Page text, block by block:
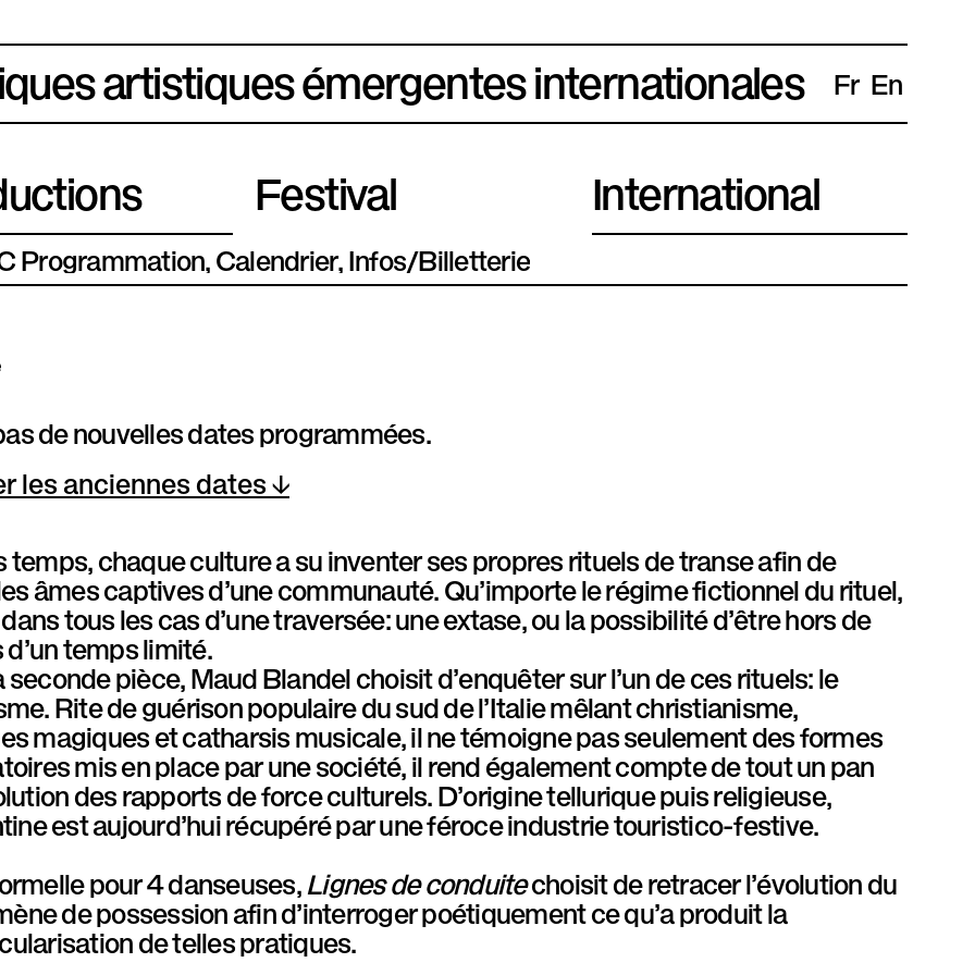
artistiques émergentes internationales Fr En
Festival International
Programmation Calendrier Infos/Billetterie
de nouvelles dates programmées.
les anciennes dates
temps, chaque culture a su inventer ses propres rituels de transe afin de
âmes captives d’une communauté. Qu’importe le régime fictionnel du rituel,
dans tous les cas d’une traversée: une extase, ou la possibilité d’être hors de
d’un temps limité.
seconde pièce, Maud Blandel choisit d’enquêter sur l’un de ces rituels: le
Rite de guérison populaire du sud de l’Italie mêlant christianisme,
magiques et catharsis musicale, il ne témoigne pas seulement des formes
mis en place par une société, il rend également compte de tout un pan
des rapports de force culturels. D’origine tellurique puis religieuse,
est aujourd’hui récupéré par une féroce industrie touristico-festive.
pour 4 danseuses,Lignes de conduitechoisit de retracer l’évolution du
de possession afin d’interroger poétiquement ce qu’a produit la
de telles pratiques.